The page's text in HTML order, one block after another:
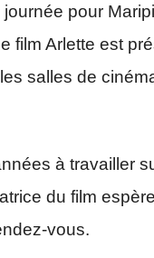
journée pour
film Arlette est
salles de
à travailler
du film
vous.